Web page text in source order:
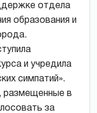
отдела
образования и
и учредила
симпатий».
размещенные в
за